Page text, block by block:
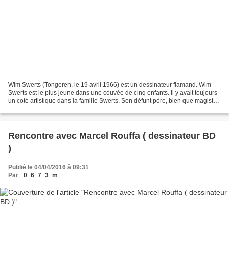
Wim Swerts (Tongeren, le 19 avril 1966) est un dessinateur flamand. Wim
Swerts est le plus jeune dans une couvée de cinq enfants. Il y avait toujours
un coté artistique dans la famille Swerts. Son défunt père, bien que magistrat
Rencontre avec Marcel Rouffa ( dessinateur BD
)
Publié le 04/04/2016 à 09:31
Par
_0_6_7_3_m